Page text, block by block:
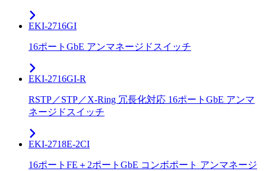
EKI-2716GI
16ポートGbE アンマネージドスイッチ
EKI-2716GI-R
RSTP／STP／X‑Ring 冗長化対応 16ポートGbE アンマ
ネージドスイッチ
EKI-2718E-2CI
16ポートFE＋2ポートGbE コンボポート アンマネージ